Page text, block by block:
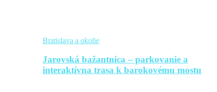
Bratislava a okolie
Jarovská bažantnica – parkovanie a
interaktívna trasa k barokovému mostu